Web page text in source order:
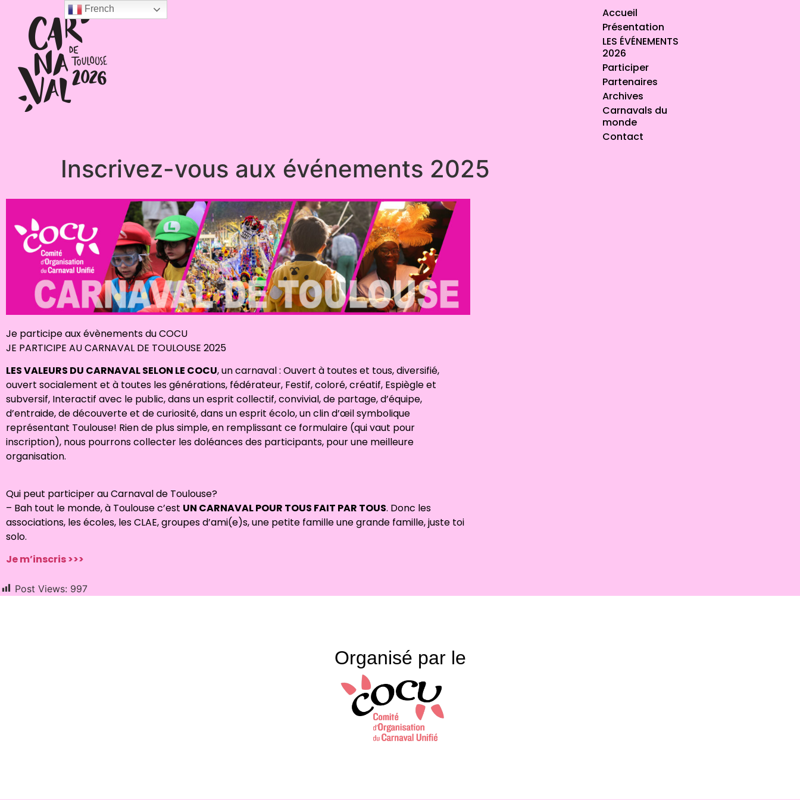
Accueil
Présentation
LES ÉVÉNEMENTS
2026
Participer
Partenaires
Archives
Carnavals du
monde
Contact
Inscrivez-vous aux événements 2025
Je participe aux évènements du COCU
JE PARTICIPE AU CARNAVAL DE TOULOUSE 2025
LES VALEURS DU CARNAVAL SELON LE COCU, un carnaval : Ouvert à toutes et tous, diversifié,
ouvert socialement et à toutes les générations, fédérateur, Festif, coloré, créatif, Espiègle et
subversif, Interactif avec le public, dans un esprit collectif, convivial, de partage, d’équipe,
d’entraide, de découverte et de curiosité, dans un esprit écolo, un clin d’œil symbolique
représentant Toulouse! Rien de plus simple, en remplissant ce formulaire (qui vaut pour
inscription), nous pourrons collecter les doléances des participants, pour une meilleure
organisation.
Qui peut participer au Carnaval de Toulouse?
– Bah tout le monde, à Toulouse c’est UN CARNAVAL POUR TOUS FAIT PAR TOUS. Donc les
associations, les écoles, les CLAE, groupes d’ami(e)s, une petite famille une grande famille, juste toi
solo.
Je m’inscris >>>
Post Views: 997
Organisé par le
French